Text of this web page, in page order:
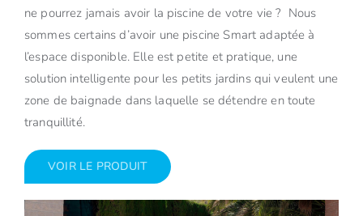
ne pourrez jamais avoir la piscine de votre vie ? Nous
sommes certains d’avoir une piscine Smart adaptée à
l’espace disponible. Elle est petite et pratique, une
solution intelligente pour les petits jardins qui veulent une
zone de baignade dans laquelle se détendre en toute
tranquillité.
VOIR LE PRODUIT